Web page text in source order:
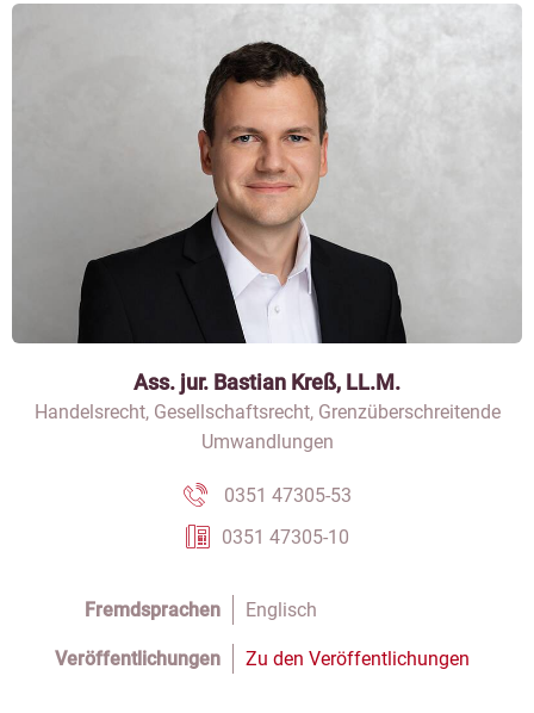
Ass. jur. Bastian Kreß, LL.M.
Handelsrecht, Gesellschaftsrecht, Grenzüberschreitende
Umwandlungen
0351 47305-53
0351 47305-10
Fremdsprachen Englisch
Veröffentlichungen Zu den Veröffentlichungen